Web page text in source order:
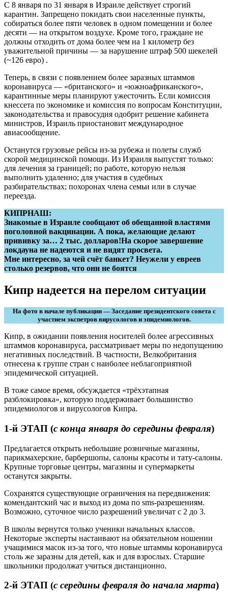
С 8 января по 31 января в Израиле действует строгий
карантин. Запрещено покидать свои населенные пункты,
собираться более пяти человек в одном помещении и более
десяти — на открытом воздухе. Кроме того, граждане не
должны отходить от дома более чем на 1 километр без
уважительной причины — за нарушение штраф 500 шекелей
(~126 евро) .
Теперь, в связи с появлением более заразных штаммов
коронавируса — «британского» и «южноафриканского»,
карантинные меры планируют ужесточить. Если комиссия
кнессета по экономике и комиссия по вопросам Конституции,
законодательства и правосудия одобрит решение кабинета
министров, Израиль приостановит международное
авиасообщение.
Останутся грузовые рейсы из-за рубежа и полеты служб
скорой медицинской помощи. Из Израиля выпустят только:
для лечения за границей; по работе, которую нельзя
выполнить удаленно; для участия в судебных
разбирательствах; похоронах члена семьи или в случае
переезда.
КИПРНАШ:
Знакомые в Израиле сообщают об обещанной властями
поголовной вакцинации. А пока, желающие делают
прививку за… 2 тыс. долларов!На скорое завершение
локдауна не надеются и не видят просвета.
Мне интересно, за чей счёт банкет? Неужели у евреев
столько резервов, что они не боятся
Кипр надеется на перелом ситуации
На фото в начале публикации — Заседание президентского совета с
участием экспетров вирусологов и эпидемиологов.
Кипр, в ожидании появления носителей более агрессивных
штаммов коронавируса, рассматривает меры по недопущению
негативных последствий. В частности, Велкобритания
отнесена к группе стран с наиболее неблагоприятной
эпидемической ситуацией.
В тоже самое время, обсуждается «трёхэтапная
разблокировка», которую поддерживает большинство
эпидемиологов и вирусологов Кипра.
1-й ЭТАП (с конца января до середины февраля)
Предлагается открыть небольшие розничные магазины,
парикмахерские, барбершопы, салоны красоты и тату-салоны.
Крупные торговые центры, магазины и супермаркеты
останутся закрыты.
Сохранятся существующие ограничения на передвижения:
комендантский час и выход из дома по sms-разрешениям.
Возможно, суточное число разрешений увеличат с 2 до 3.
В школы вернутся только ученики начальных классов.
Некоторые эксперты настаивают на обязательном ношении
учащимися масок из-за того, что новые штаммы коронавируса
столь же заразны для детей, как и для взрослых. Старшие
школьники продолжат учиться дистанционно.
2-й ЭТАП (с середины февраля до начала марта)